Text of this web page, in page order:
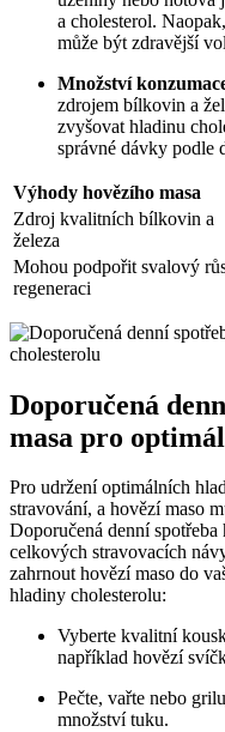
a cholesterol.
může být zdravější
Množství
zdrojem bílkovin a
zvyšovat hladinu
správné dávky podle
Výhody hovězího masa
Zdroj kvalitních bílkovin a
železa
Mohou podpořit svalový
regeneraci
Doporučená
masa pro
Pro udržení optimálních
stravování, a hovězí maso
Doporučená denní
celkových stravovacích
zahrnout hovězí maso do
hladiny cholesterolu:
Vyberte kvalitní
například hovězí
Pečte, vařte nebo
množství tuku.